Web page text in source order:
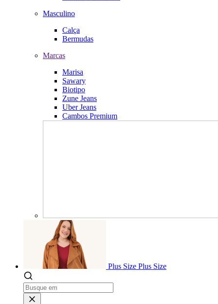
Masculino
Calça
Bermudas
Marcas
Marisa
Sawary
Biotipo
Zune Jeans
Uber Jeans
Cambos Premium
Plus Size Plus Size